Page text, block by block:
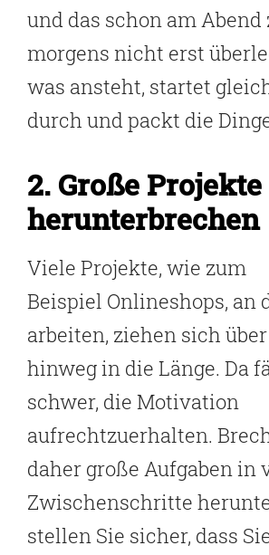
und das schon am Abend
morgens nicht erst
was ansteht, startet
durch und packt die
2. Große Projekte
herunterbrechen
Viele Projekte, wie zum
Beispiel Onlineshops, an
arbeiten, ziehen sich
hinweg in die Länge. Da
schwer, die Motivation
aufrechtzuerhalten.
daher große Aufgaben in
Zwischenschritte
stellen Sie sicher, dass